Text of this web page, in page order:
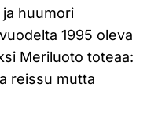
huumori
1995 oleva
Meriluoto toteaa:
reissu mutta